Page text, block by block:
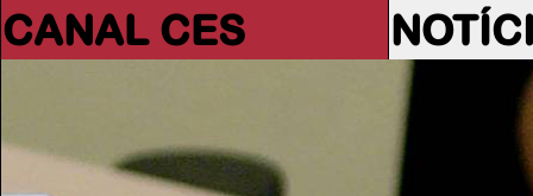
CANAL CES